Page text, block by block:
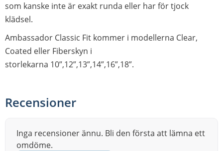
som kanske inte är exakt runda eller har för tjock
klädsel.
Ambassador Classic Fit kommer i modellerna Clear,
Coated eller Fiberskyn i
storlekarna 10”,12”,13”,14”,16”,18”.
Recensioner
Inga recensioner ännu. Bli den första att lämna ett
omdöme.